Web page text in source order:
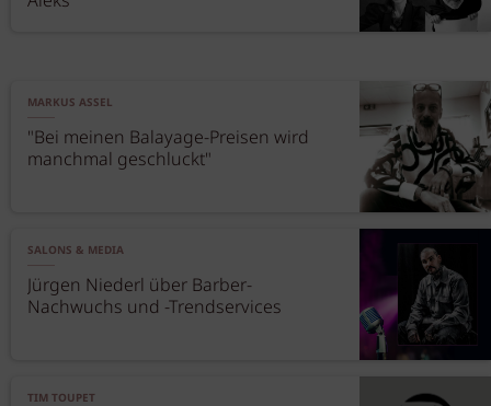
MARKUS ASSEL
"Bei meinen Balayage-Preisen wird
manchmal geschluckt"
SALONS & MEDIA
Jürgen Niederl über Barber-
Nachwuchs und -Trendservices
TIM TOUPET